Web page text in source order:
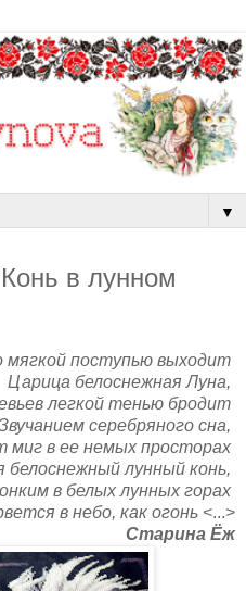
▼
в лунном
мягкой поступью выходит
Царица белоснежная Луна,
легкой тенью бродит
серебряного сна,
миг в ее немых просторах
белоснежный лунный конь,
в белых лунных горах
в небо, как огонь <...>
Cтарина Ёж